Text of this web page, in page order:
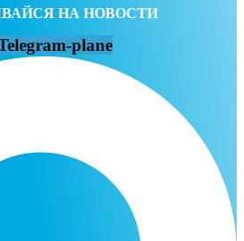
НА НОВОСТИ
plane